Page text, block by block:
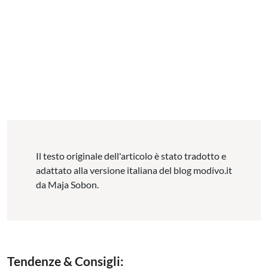
Il testo originale dell'articolo è stato tradotto e
adattato alla versione italiana del blog modivo.it
da Maja Sobon.
Tendenze & Consigli: